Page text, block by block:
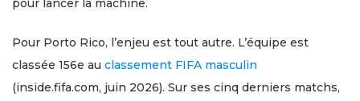
pour lancer la machine.
Pour Porto Rico, l’enjeu est tout autre. L’équipe est
classée 156e au classement FIFA masculin
(inside.fifa.com, juin 2026). Sur ses cinq derniers matchs,